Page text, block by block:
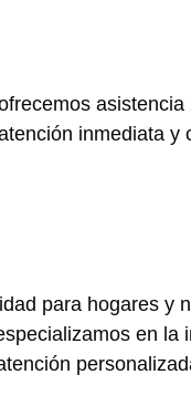
inmediata
para hogares y
en la